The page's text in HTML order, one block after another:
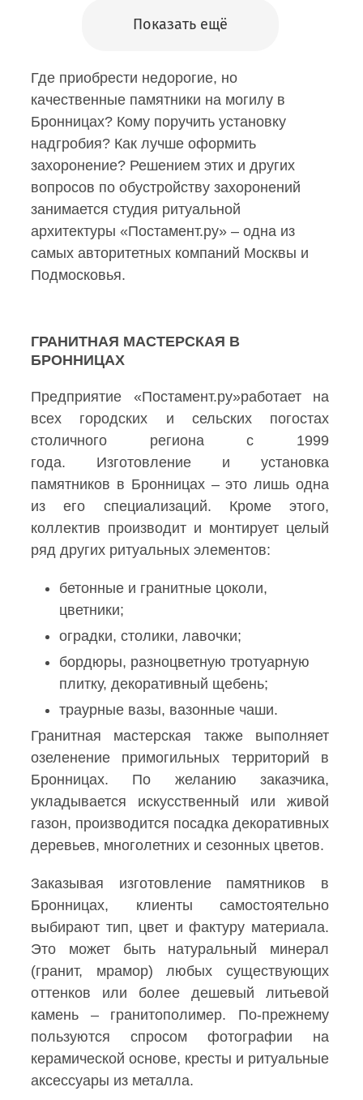
Показать ещё
Где приобрести недорогие, но
качественные памятники на могилу в
Бронницах? Кому поручить установку
надгробия? Как лучше оформить
захоронение? Решением этих и других
вопросов по обустройству захоронений
занимается студия ритуальной
архитектуры «Постамент.ру» – одна из
самых авторитетных компаний Москвы и
Подмосковья.
ГРАНИТНАЯ МАСТЕРСКАЯ В
БРОННИЦАХ
Предприятие «Постамент.ру»работает на
всех городских и сельских погостах
столичного региона с 1999
года. Изготовление и установка
памятников в Бронницах – это лишь одна
из его специализаций. Кроме этого,
коллектив производит и монтирует целый
ряд других ритуальных элементов:
бетонные и гранитные цоколи,
цветники;
оградки, столики, лавочки;
бордюры, разноцветную тротуарную
плитку, декоративный щебень;
траурные вазы, вазонные чаши.
Гранитная мастерская также выполняет
озеленение примогильных территорий в
Бронницах. По желанию заказчика,
укладывается искусственный или живой
газон, производится посадка декоративных
деревьев, многолетних и сезонных цветов.
Заказывая изготовление памятников в
Бронницах, клиенты самостоятельно
выбирают тип, цвет и фактуру материала.
Это может быть натуральный минерал
(гранит, мрамор) любых существующих
оттенков или более дешевый литьевой
камень – гранитополимер. По-прежнему
пользуются спросом фотографии на
керамической основе, кресты и ритуальные
аксессуары из металла.